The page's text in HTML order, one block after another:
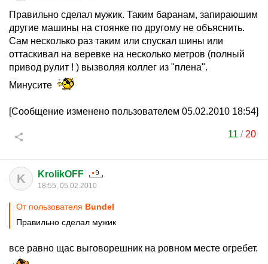
Правильно сделал мужик. Таким баранам, запираюшим
другие машины на стоянке по другому не объяснить.
Сам несколько раз таким или спускал шины или
оттаскивал на веревке на несколько метров (полный
привод рулит ! ) вызволяя коллег из "плена".
Минусите
[Сообщение изменено пользователем 05.02.2010 18:54]
11 / 20
K KrolikOFF
18:55, 05.02.2010
От пользователя Bundel
Правильно сделал мужик
все равно щас выговорешник на ровном месте огребет.